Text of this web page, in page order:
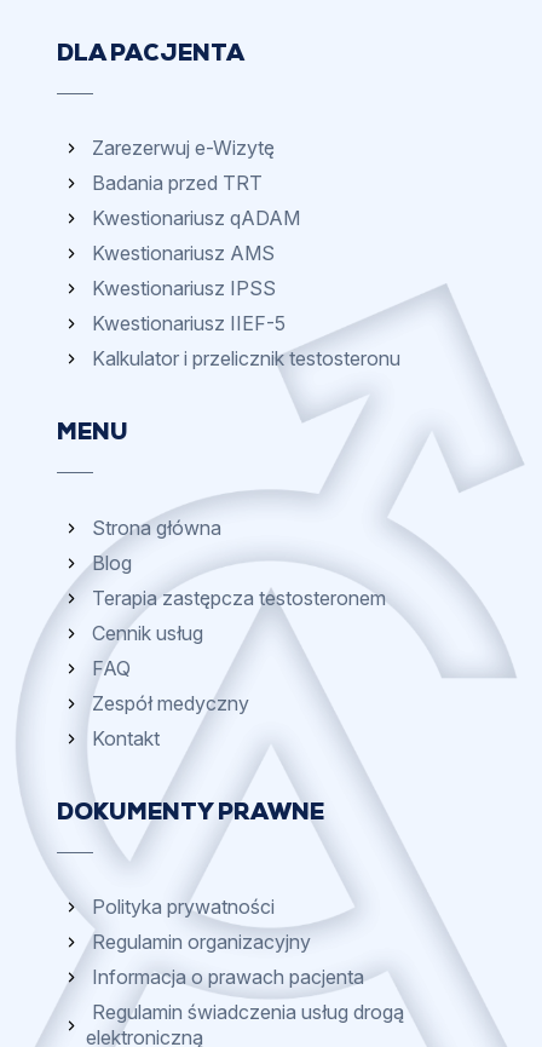
DLA PACJENTA
Zarezerwuj e-Wizytę
Badania przed TRT
Kwestionariusz qADAM
Kwestionariusz AMS
Kwestionariusz IPSS
Kwestionariusz IIEF-5
Kalkulator i przelicznik testosteronu
MENU
Strona główna
Blog
Terapia zastępcza testosteronem
Cennik usług
FAQ
Zespół medyczny
Kontakt
DOKUMENTY PRAWNE
Polityka prywatności
Regulamin organizacyjny
Informacja o prawach pacjenta
Regulamin świadczenia usług drogą
elektroniczną